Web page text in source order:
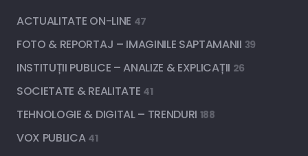
ACTUALITATE ON-LINE 47
FOTO & REPORTAJ – IMAGINILE SAPTAMANII 39
INSTITUȚII PUBLICE – ANALIZE & EXPLICAȚII 26
SOCIETATE & REALITATE 41
TEHNOLOGIE & DIGITAL – TRENDURI 188
VOX PUBLICA 41